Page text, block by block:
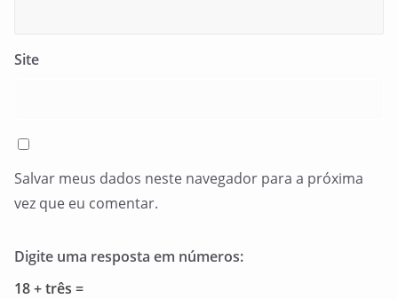
Site
Salvar meus dados neste navegador para a próxima
vez que eu comentar.
Digite uma resposta em números:
18 + três =